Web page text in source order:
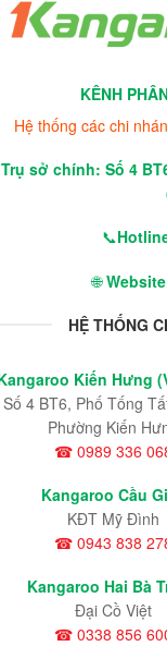
KÊNH
Hệ thống các chi
Trụ sở chính: Số 4
📞
🌐Website
HỆ THỐNG
Kiến Hưng
Số 4 BT6, Phố Tống
Phường Kiến
☎ 0989 336
Kangaroo Cầu
KĐT Mỹ Đình
☎ 0943 838
Kangaroo Hai Bà
Đại Cồ Việt
☎ 0338 856